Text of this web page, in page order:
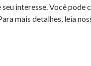
interesse. Você pode
mais detalhes, leia